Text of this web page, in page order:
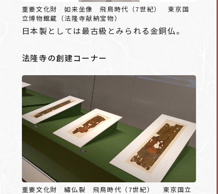
重要文化財 如来坐像 飛鳥時代（7世紀） 東京国
立博物館蔵（法隆寺献納宝物）
日本製としては最古級とみられる金銅仏。
法隆寺の創建コーナー
重要文化財 繡仏裂 飛鳥時代（7世紀） 東京国立